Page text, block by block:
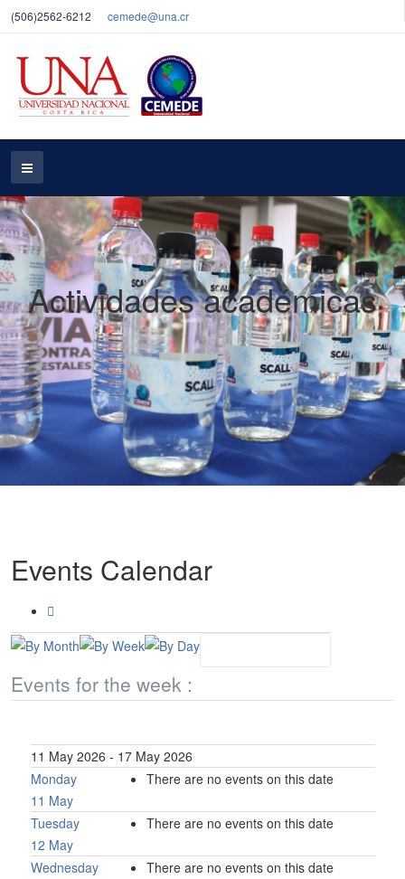
(506)2562-6212 cemede@una.cr
Actividades académicas
Events Calendar
Events for the week :
11 May 2026 - 17 May 2026
Monday
11 May
There are no events on this date
Tuesday
12 May
There are no events on this date
Wednesday
There are no events on this date